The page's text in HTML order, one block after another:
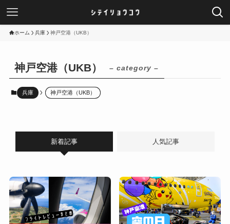
ホーム 兵庫 神戸空港（UKB）
神戸空港（UKB） – category –
兵庫 神戸空港（UKB）
新着記事 人気記事